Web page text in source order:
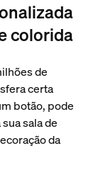
colorida
de
certa
botão, pode
sala de
da